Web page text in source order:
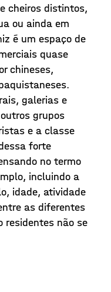
da
s
cheiros distintos,
ou ainda em
é um espaço de
quase
chineses,
galerias e
grupos
e a classe
forte
no termo
incluindo a
idade, atividade
as diferentes
residentes não se